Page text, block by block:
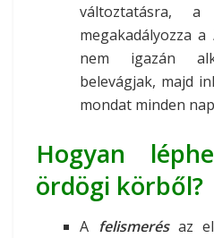
változtatásra, a
megakadályozza a
nem igazán
belevágjak, majd
mondat minden
Hogyan
ördögi körből?
A felismerésaz